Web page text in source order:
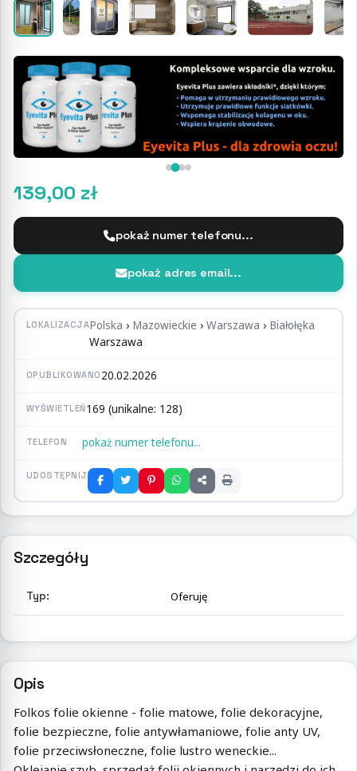
139,00 zł
pokaż numer telefonu...
pokaż adres email...
LOKALIZACJAPolska › Mazowieckie › Warszawa › Białołęka
Warszawa
OPUBLIKOWANO 20.02.2026
WYŚWIETLEŃ169 (unikalne: 128)
TELEFON pokaż numer telefonu...
UDOSTĘPNIJ
Szczegóły
Typ: Oferuję
Opis
Folkos folie okienne - folie matowe, folie dekoracyjne,
folie bezpieczne, folie antywłamaniowe, folie anty UV,
folie przeciwsłoneczne, folie lustro weneckie...